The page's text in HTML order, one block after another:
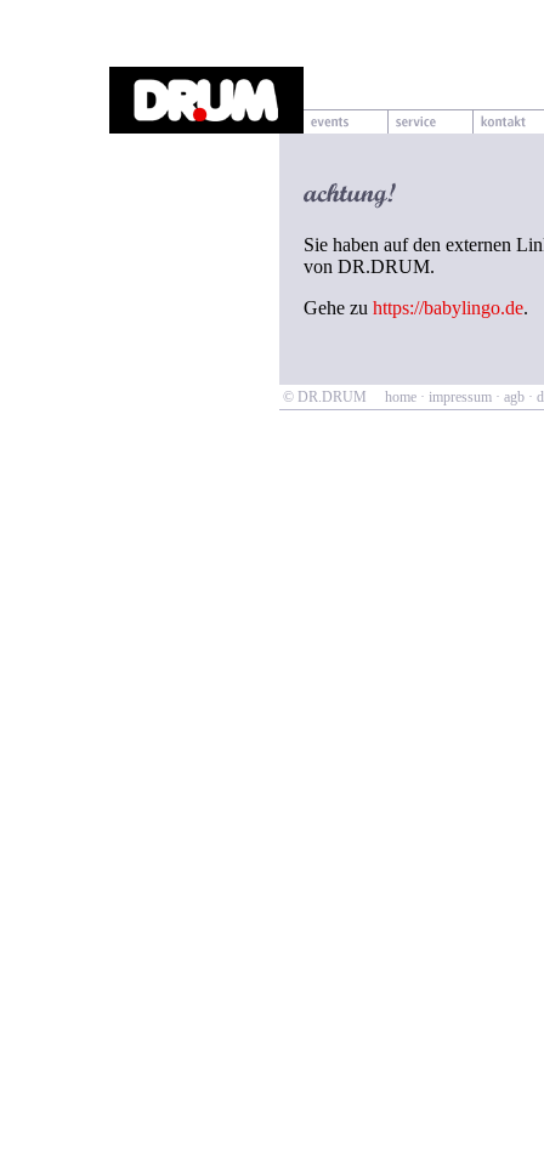
Sie haben auf den externen
von DR.DRUM.
Gehe zu https://babylingo.de.
© DR.DRUM home · impressum · agb ·